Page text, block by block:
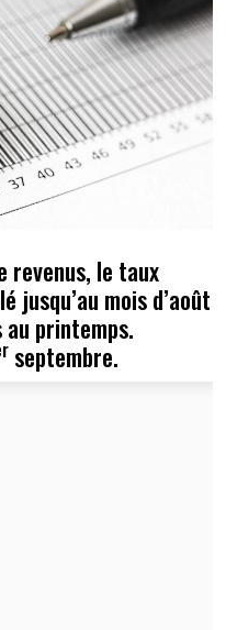
revenus, le taux
jusqu’au mois d’août
printemps.
septembre.